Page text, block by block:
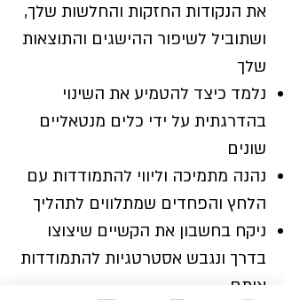
את הנקודות החזקות והחלשות שלך,
ושתוביל לשיפור ההישגים והתוצאות
שלך
נלמד כיצד להטמיע את השינוי
בהדרגתית על ידי כלים מנטאליים
שונים
נהנה מתמיכה וליווי להתמודדות עם
הלחץ והפחדים שמתלווים לתהליך
ניקח בחשבון את הקשיים שיצוצו
בדרך ונגבש אסטרטגיות להתמודדות
איתם